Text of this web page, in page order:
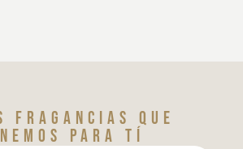
fragancias que
para tí